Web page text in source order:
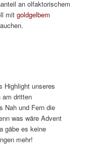
an olfaktorischem
mitgoldgelbem
Highlight unseres
am dritten
Nah und Fern die
was wäre Advent
gäbe es keine
mehr!